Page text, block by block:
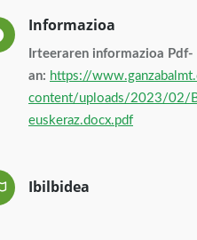
Informazioa
Irteeraren informazioa Pdf-
an: https://
content/uploads/2023/02/
euskeraz.docx.pdf
Ibilbidea